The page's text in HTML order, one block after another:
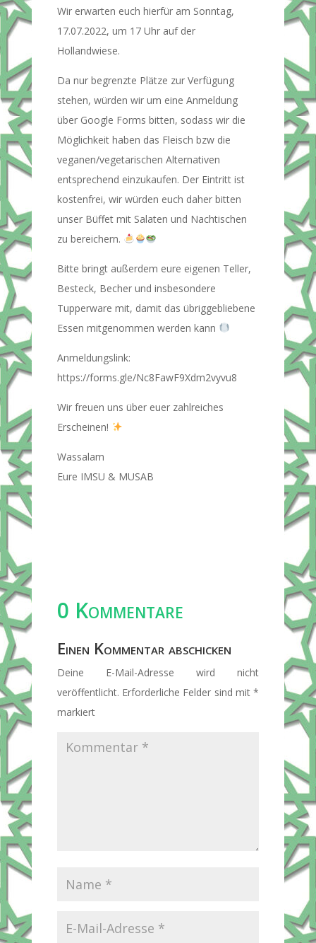
Wir erwarten euch hierfür am Sonntag,
17.07.2022, um 17 Uhr auf der
Hollandwiese.
Da nur begrenzte Plätze zur Verfügung
stehen, würden wir um eine Anmeldung
über Google Forms bitten, sodass wir die
Möglichkeit haben das Fleisch bzw die
veganen/vegetarischen Alternativen
entsprechend einzukaufen. Der Eintritt ist
kostenfrei, wir würden euch daher bitten
unser Büffet mit Salaten und Nachtischen
zu bereichern.
Bitte bringt außerdem eure eigenen Teller,
Besteck, Becher und insbesondere
Tupperware mit, damit das übriggebliebene
Essen mitgenommen werden kann
Anmeldungslink:
https://forms.gle/Nc8FawF9Xdm2vyvu8
Wir freuen uns über euer zahlreiches
Erscheinen!
Wassalam
Eure IMSU & MUSAB
0 Kommentare
Einen Kommentar abschicken
Deine E-Mail-Adresse wird nicht
veröffentlicht. Erforderliche Felder sind mit*
markiert